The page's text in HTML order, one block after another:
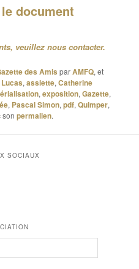
document
veuillez nous contacter.
des Amis parAMFQ, et
,assiette,Catherine
,exposition,Gazette,
, Pascal Simon,pdf,Quimper,
sonpermalien.
SOCIAUX